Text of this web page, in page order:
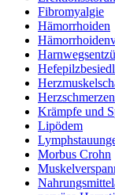
Fibromyalgie
Hämorrhoiden
Herzschmerzen
Krämpfe und
Lipödem
Morbus Crohn